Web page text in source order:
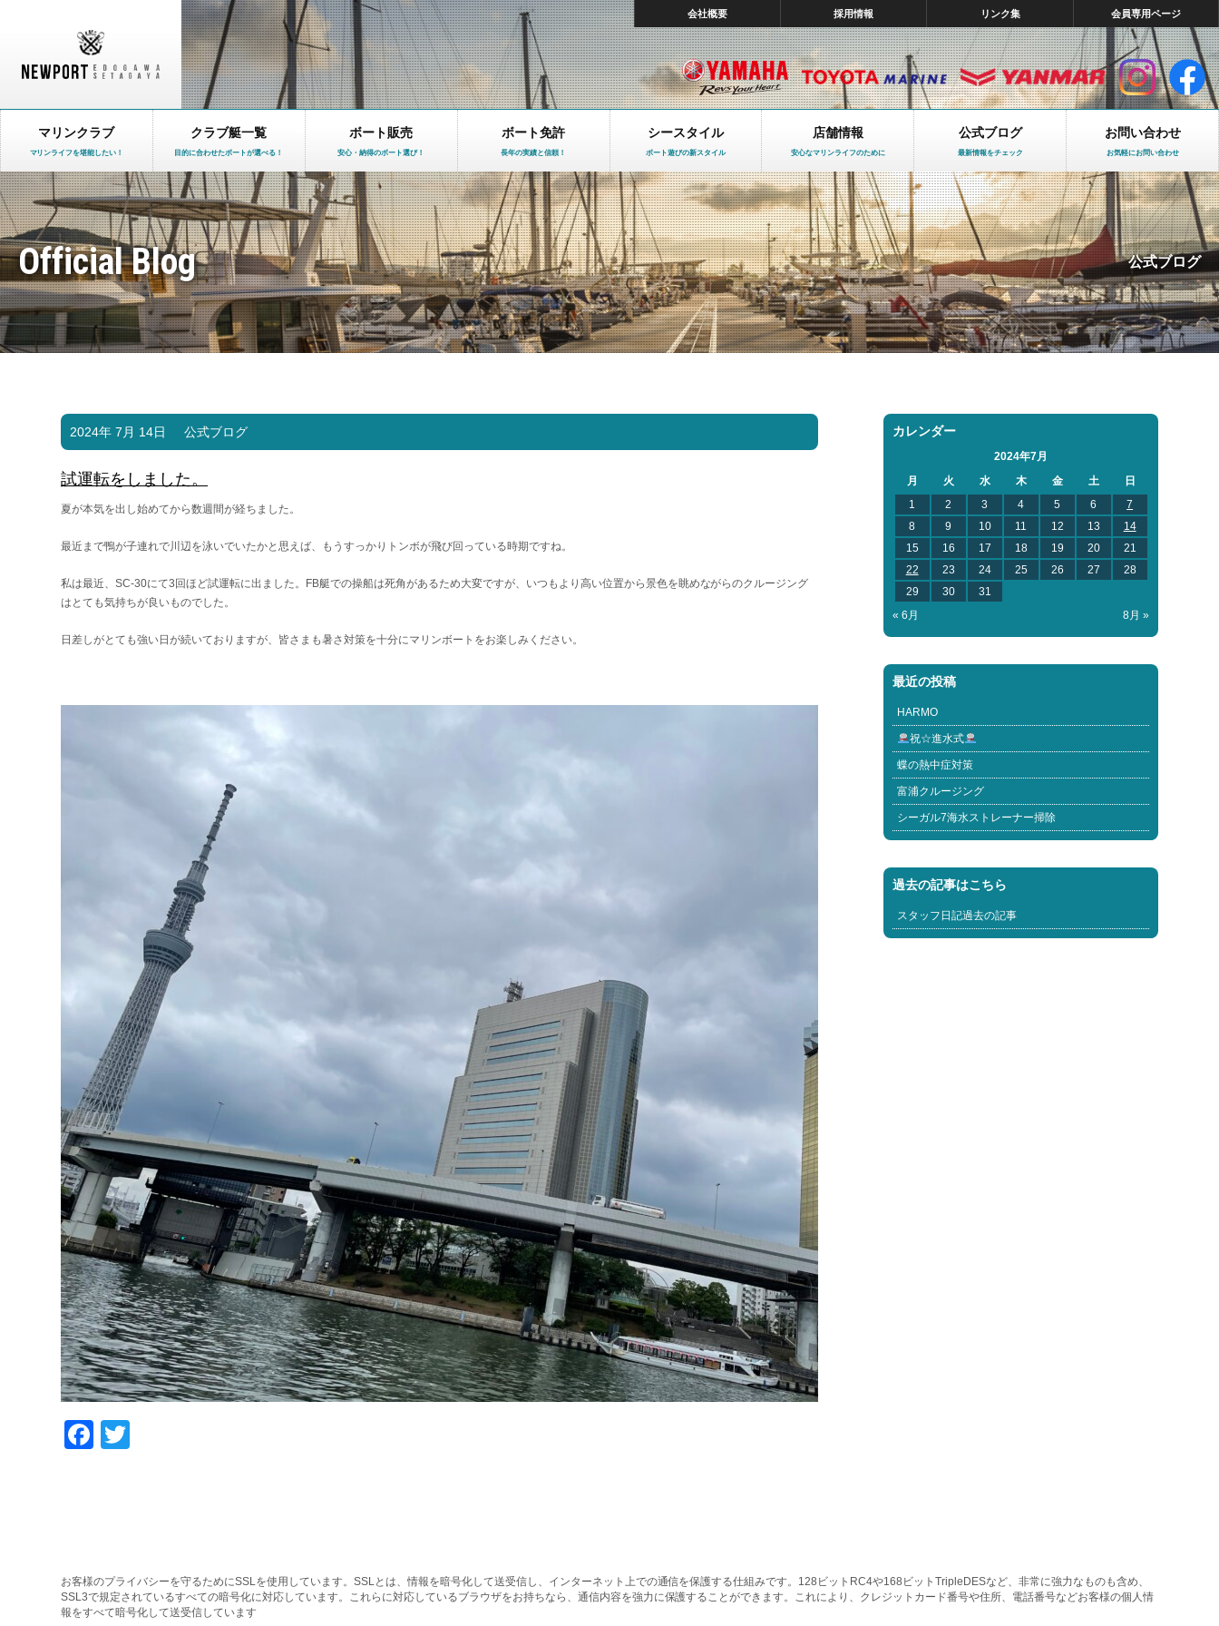
会社概要 採用情報 リンク集 会員専用ページ
マリンクラブ
マリンライフを堪能したい！
クラブ艇一覧
目的に合わせたボートが選べる！
ボート販売
安心・納得のボート選び！
ボート免許
長年の実績と信頼！
シースタイル
ボート遊びの新スタイル
店舗情報
安心なマリンライフのために
公式ブログ
最新情報をチェック
お問い合わせ
お気軽にお問い合わせ
Official Blog 公式ブログ
2024年 7月 14日 公式ブログ
試運転をしました。
夏が本気を出し始めてから数週間が経ちました。
最近まで鴨が子連れで川辺を泳いでいたかと思えば、もうすっかりトンボが飛び回っている時期ですね。
私は最近、SC-30にて3 回ほど試運転に出ました。 FB艇での操船は死角があるため大変ですが、いつもより高い位置から景色を眺めながらのクルージング
はとても気持ちが良いものでした。
日差しがとても強い日が続いておりますが、皆さまも暑さ対策を十分にマリンボートをお楽しみください。
Facebook
カレンダー
2024年7月
月
火 水 木 金 土
日
1
2 3 4 5 6
7
8
9 10 11 12 13
14
15
16 17 18 19 20
21
22
23 24 25 26 27
28
29
30
31
« 6月
8月 »
最近の投稿
HARMO
祝☆進水式
蝶の熱中症対策
富浦クルージング
シーガル7海水ストレーナー掃除
過去の記事はこちら
スタッフ日記過去の記事
お客様のプライバシーを守るためにSSLを使用しています。SSLとは、情報を暗号化して送受信し、インターネット上での通信を保護する仕組みです。128ビットRC4や168ビットTripleDESなど、非常に強力なものも含め、
SSL3で規定されているすべての暗号化に対応しています。これらに対応しているブラウザをお持ちなら、通信内容を強力に保護することができます。これにより、クレジットカード番号や住所、電話番号などお客様の個人情
報をすべて暗号化して送受信しています